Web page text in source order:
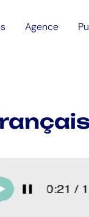
Agence